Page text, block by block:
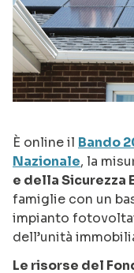
È online il Bando
Nazionale, la
e della Sicurezza
famiglie con un
impianto
dell’unità
Le risorse del